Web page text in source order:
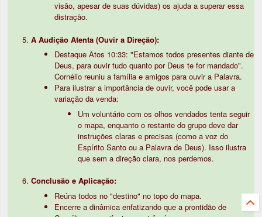
visão, apesar de suas dúvidas) os ajuda a superar essa
distração.
A Audição Atenta (Ouvir a Direção):
Destaque Atos 10:33: "Estamos todos presentes diante de
Deus, para ouvir tudo quanto por Deus te for mandado".
Cornélio reuniu a família e amigos para ouvir a Palavra.
Para ilustrar a importância de ouvir, você pode usar a
variação da venda:
Um voluntário com os olhos vendados tenta seguir
o mapa, enquanto o restante do grupo deve dar
instruções claras e precisas (como a voz do
Espírito Santo ou a Palavra de Deus). Isso ilustra
que sem a direção clara, nos perdemos.
Conclusão e Aplicação:
Reúna todos no "destino" no topo do mapa.
Encerre a dinâmica enfatizando que a prontidão de